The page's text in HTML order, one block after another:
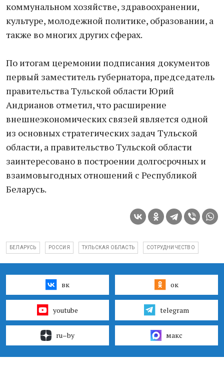
коммунальном хозяйстве, здравоохранении,
культуре, молодежной политике, образовании, а
также во многих других сферах.
По итогам церемонии подписания документов
первый заместитель губернатора, председатель
правительства Тульской области Юрий
Андрианов отметил, что расширение
внешнеэкономических связей является одной
из основных стратегических задач Тульской
области, а правительство Тульской области
заинтересовано в построении долгосрочных и
взаимовыгодных отношений с Республикой
Беларусь.
БЕЛАРУСЬ РОССИЯ ТУЛЬСКАЯ ОБЛАСТЬ СОТРУДНИЧЕСТВО
вк ок
youtube telegram
ru–by макс